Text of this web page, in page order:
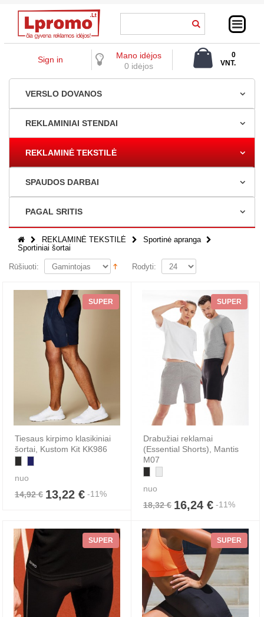
Sign in
Mano idėjos
0 idėjos
0
VNT.
VERSLO DOVANOS
REKLAMINIAI STENDAI
REKLAMINĖ TEKSTILĖ
SPAUDOS DARBAI
PAGAL SRITIS
REKLAMINĖ TEKSTILĖ
Sportinė apranga
Sportiniai šortai
Rūšiuoti: Rodyti:
SUPER
Tiesaus kirpimo klasikiniai
šortai, Kustom Kit KK986
nuo
14,92 € 13,22 € -11%
SUPER
Drabužiai reklamai
(Essential Shorts), Mantis
M07
nuo
18,32 € 16,24 € -11%
SUPER SUPER